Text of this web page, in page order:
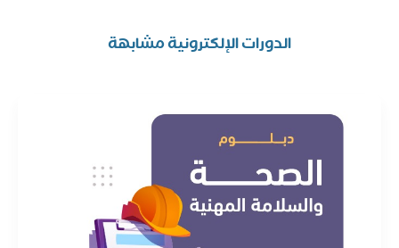
الدورات الإلكترونية مشابهة